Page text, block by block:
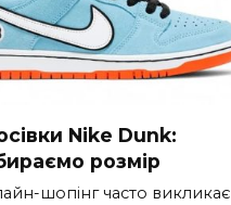
Nike Dunk:
розмір
шопінг часто викликає